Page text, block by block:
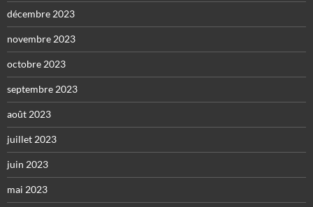
décembre 2023
novembre 2023
octobre 2023
septembre 2023
août 2023
juillet 2023
juin 2023
mai 2023